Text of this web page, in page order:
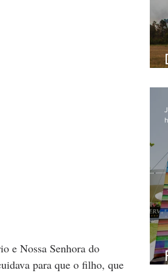
e Nossa Senhora do
para que o filho, que